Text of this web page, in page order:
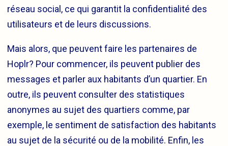
réseau social, ce qui garantit la confidentialité des
utilisateurs et de leurs discussions.
Mais alors, que peuvent faire les partenaires de
Hoplr? Pour commencer, ils peuvent publier des
messages et parler aux habitants d’un quartier. En
outre, ils peuvent consulter des statistiques
anonymes au sujet des quartiers comme, par
exemple, le sentiment de satisfaction des habitants
au sujet de la sécurité ou de la mobilité. Enfin, les